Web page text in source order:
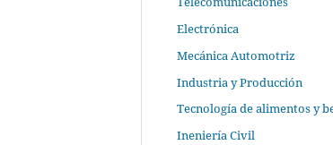
Electrónica
Mecánica Automotriz
Industria y Producción
Tecnología de alimentos y
Ineniería Civil